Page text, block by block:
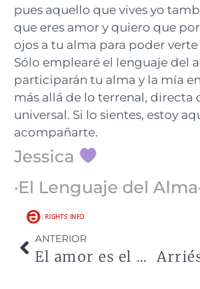
pues aquello que vives yo
que eres amor y quiero que
ojos a tu alma para poder
Sólo emplearé el lenguaje del
participarán tu alma y la mía
más allá de lo terrenal, directa
universal. Si lo sientes, estoy
acompañarte.
Jessica
·El Lenguaje del
ANTERIOR
El amor es el motor de la vida